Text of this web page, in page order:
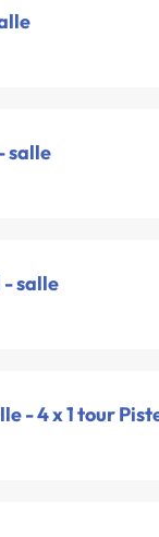
salle
- salle
- 4 x 1 tour